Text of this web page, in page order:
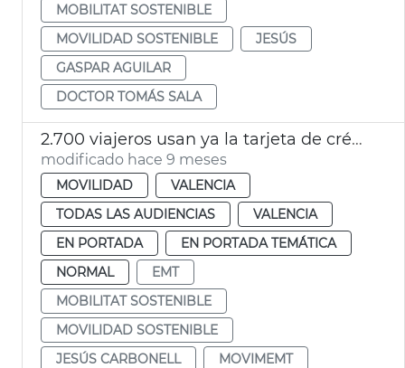
MOBILITAT SOSTENIBLE
MOVILIDAD SOSTENIBLE
JESÚS
GASPAR AGUILAR
DOCTOR TOMÁS SALA
2.700 viajeros usan ya la tarjeta de crédito ‘MovimEMT’
modificado hace 9 meses
MOVILIDAD
VALENCIA
TODAS LAS AUDIENCIAS
VALENCIA
EN PORTADA
EN PORTADA TEMÁTICA
NORMAL
EMT
MOBILITAT SOSTENIBLE
MOVILIDAD SOSTENIBLE
JESÚS CARBONELL
MOVIMEMT